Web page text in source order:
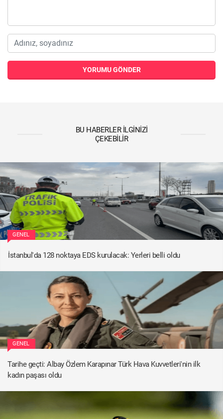
YORUMU GÖNDER
BU HABERLER İLGINIZI
ÇEKEBILIR
GENEL
İstanbul'da 128 noktaya EDS kurulacak: Yerleri belli oldu
GENEL
Tarihe geçti: Albay Özlem Karapınar Türk Hava Kuvvetleri'nin ilk
kadın paşası oldu